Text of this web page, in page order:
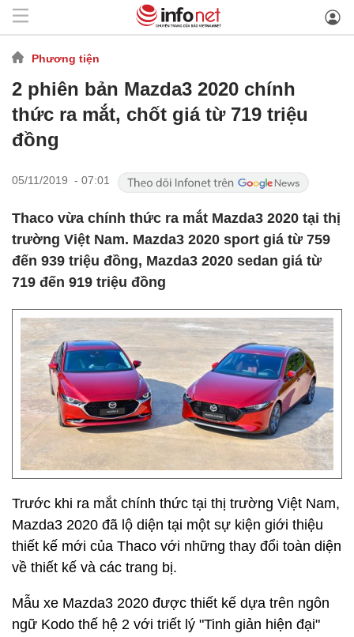
Phương tiện
2 phiên bản Mazda3 2020 chính
thức ra mắt, chốt giá từ 719 triệu
đồng
05/11/2019 - 07:01
Thaco vừa chính thức ra mắt Mazda3 2020 tại thị
trường Việt Nam. Mazda3 2020 sport giá từ 759
đến 939 triệu đồng, Mazda3 2020 sedan giá từ
719 đến 919 triệu đồng
Trước khi ra mắt chính thức tại thị trường Việt Nam,
Mazda3 2020 đã lộ diện tại một sự kiện giới thiệu
thiết kế mới của Thaco với những thay đổi toàn diện
về thiết kế và các trang bị.
Mẫu xe Mazda3 2020 được thiết kế dựa trên ngôn
ngữ Kodo thế hệ 2 với triết lý "Tinh giản hiện đại"